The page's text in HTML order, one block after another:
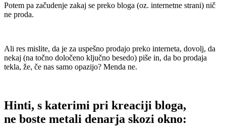
Potem pa začudenje zakaj se preko bloga (oz. internetne strani) nič
ne proda.
Ali res mislite, da je za uspešno prodajo preko interneta, dovolj, da
nekaj (na točno določeno ključno besedo) piše in, da bo prodaja
tekla, že, če nas samo opazijo? Menda ne.
Hinti, s katerimi pri kreaciji bloga,
ne boste metali denarja skozi okno: